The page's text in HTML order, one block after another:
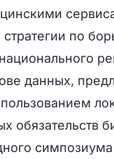
стратегии по
данных,
обязательств